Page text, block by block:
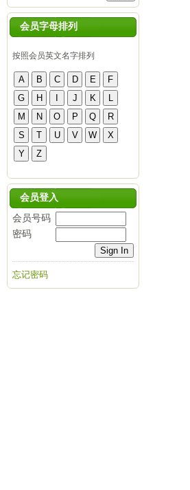
会员字母排列
按照会员英文名字排列
会员登入
会员号码
密码
忘记密码